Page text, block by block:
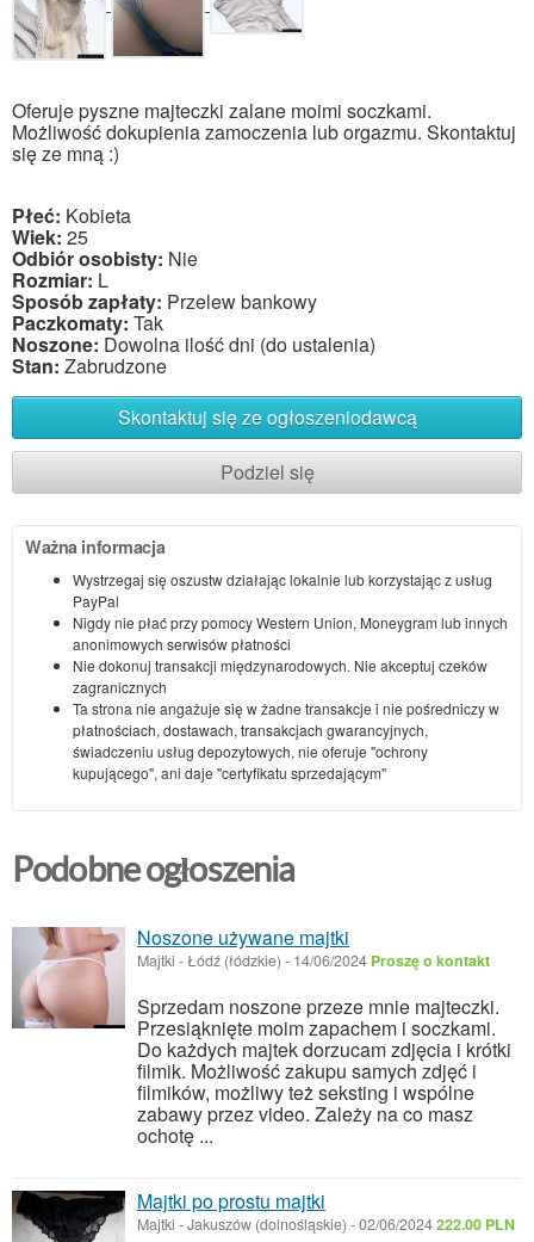
Oferuje pyszne majteczki zalane moimi soczkami.
Możliwość dokupienia zamoczenia lub orgazmu. Skontaktuj
się ze mną :)
Płeć: Kobieta
Wiek: 25
Odbiór osobisty: Nie
Rozmiar: L
Sposób zapłaty: Przelew bankowy
Paczkomaty: Tak
Noszone: Dowolna ilość dni (do ustalenia)
Stan: Zabrudzone
Skontaktuj się ze ogłoszeniodawcą
Podziel się
Ważna informacja
Wystrzegaj się oszustw działając lokalnie lub korzystając z usług
PayPal
Nigdy nie płać przy pomocy Western Union, Moneygram lub innych
anonimowych serwisów płatności
Nie dokonuj transakcji międzynarodowych. Nie akceptuj czeków
zagranicznych
Ta strona nie angażuje się w żadne transakcje i nie pośredniczy w
płatnościach, dostawach, transakcjach gwarancyjnych,
świadczeniu usług depozytowych, nie oferuje "ochrony
kupującego", ani daje "certyfikatu sprzedającym"
Podobne ogłoszenia
Noszone używane majtki
Majtki -Łódź (łódzkie) - 14/06/2024 Proszę o kontakt
Sprzedam noszone przeze mnie majteczki.
Przesiąknięte moim zapachem i soczkami.
Do każdych majtek dorzucam zdjęcia i krótki
filmik. Możliwość zakupu samych zdjęć i
filmików, możliwy też seksting i wspólne
zabawy przez video. Zależy na co masz
ochotę ...
Majtki po prostu majtki
Majtki -Jakuszów (dolnośląskie) -02/06/2024222.00 PLN